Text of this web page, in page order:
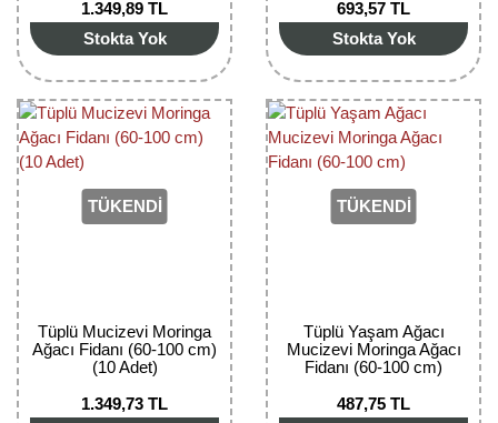
1.349,89 TL
Stokta Yok
693,57 TL
Stokta Yok
TÜKENDİ
Tüplü Mucizevi Moringa
Ağacı Fidanı (60-100 cm)
(10 Adet)
1.349,73 TL
TÜKENDİ
Tüplü Yaşam Ağacı
Mucizevi Moringa Ağacı
Fidanı (60-100 cm)
487,75 TL
Bektaşi Üzümü Fidanı
Böğürtlen Fidanı
Ceviz Fidanı
Dut Fidanı
Elma Fidanı
Fidan Anaçları ve Aşı Kalemleri
Fındık Fidanı
Nostaljik Güller
Peyzaj Gülleri
Sarmaşık(Çardak) Gül Fidanları
Ters Lale Soğanı
Yılbaşı Gülü Çiçeği
Zambak Soğanı